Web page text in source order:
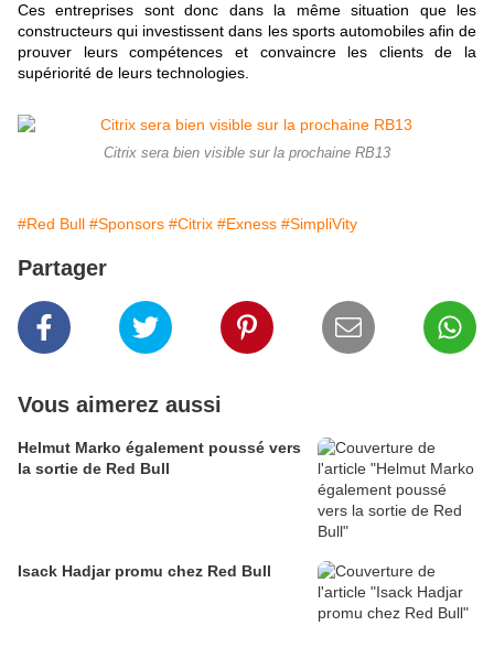
Ces entreprises sont donc dans la même situation que les
constructeurs qui investissent dans les sports automobiles afin de
prouver leurs compétences et convaincre les clients de la
supériorité de leurs technologies.
Citrix sera bien visible sur la prochaine RB13
#Red Bull #Sponsors #Citrix #Exness #SimpliVity
Partager
Vous aimerez aussi
Helmut Marko également poussé vers
la sortie de Red Bull
Isack Hadjar promu chez Red Bull